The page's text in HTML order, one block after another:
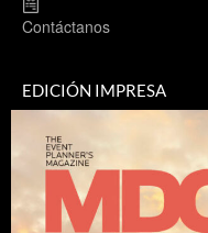
Contáctanos
EDICIÓN IMPRESA